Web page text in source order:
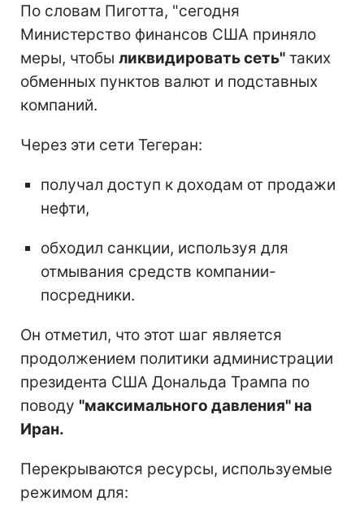
По словам Пиготта, "сегодня
Министерство финансов США приняло
меры, чтобы ликвидировать сеть" таких
обменных пунктов валют и подставных
компаний.
Через эти сети Тегеран:
получал доступ к доходам от продажи
нефти,
обходил санкции, используя для
отмывания средств компании-
посредники.
Он отметил, что этот шаг является
продолжением политики администрации
президента США Дональда Трампа по
поводу "максимального давления" на
Иран.
Перекрываются ресурсы, используемые
режимом для: